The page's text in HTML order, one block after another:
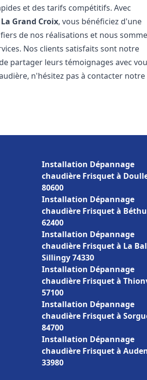
et des tarifs compétitifs. Avec
La Grand Croix, vous bénéficiez d'une
de nos réalisations et nous
Nos clients satisfaits sont notre
partager leurs témoignages avec
n'hésitez pas à contacter notre
Installation Dépannage
chaudière Frisquet à
80600
Installation Dépannage
chaudière Frisquet à
62400
Installation Dépannage
chaudière Frisquet à La
Sillingy 74330
Installation Dépannage
chaudière Frisquet à
57100
Installation Dépannage
chaudière Frisquet à
84700
Installation Dépannage
chaudière Frisquet à
33980